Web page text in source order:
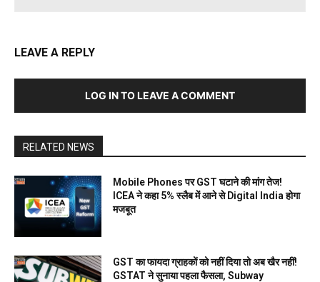
LEAVE A REPLY
LOG IN TO LEAVE A COMMENT
RELATED NEWS
Mobile Phones पर GST घटाने की मांग तेज!
ICEA ने कहा 5% स्लैब में आने से Digital India होगा
मजबूत
GST का फायदा ग्राहकों को नहीं दिया तो अब खैर नहीं!
GSTAT ने सुनाया पहला फैसला, Subway